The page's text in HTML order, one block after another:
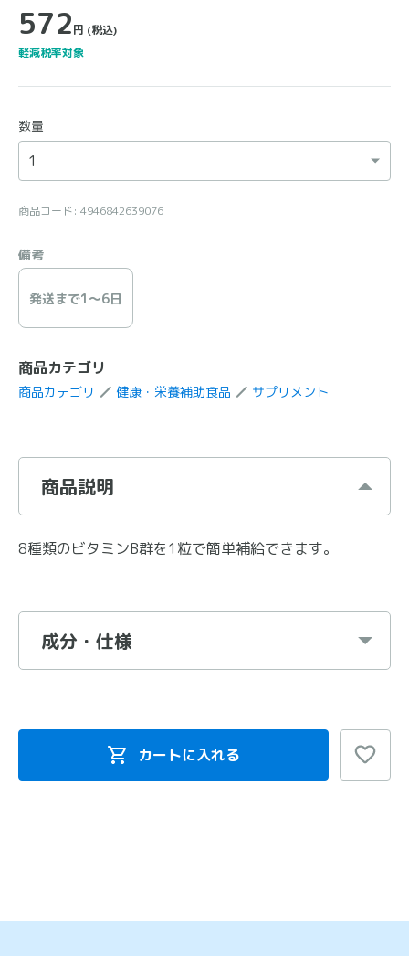
572円 (税込)
軽減税率対象
数量
商品コード: 4946842639076
備考
発送まで1〜6日
商品カテゴリ
商品カテゴリ 健康・栄養補助食品 サプリメント
商品説明
8種類のビタミンB群を1粒で簡単補給できます。
成分・仕様
カートに入れる